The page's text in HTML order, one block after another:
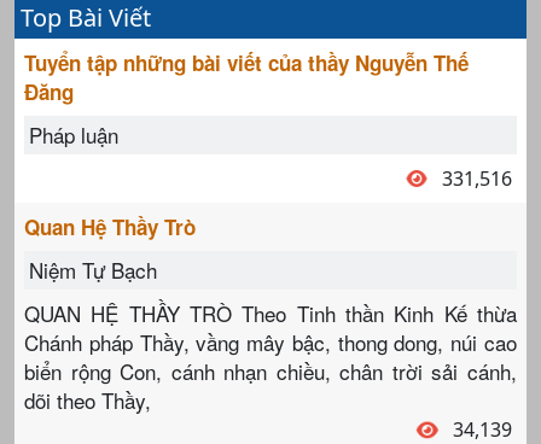
Top Bài Viết
Tuyển tập những bài viết của thầy Nguyễn Thế
Đăng
Pháp luận
331,516
Quan Hệ Thầy Trò
Niệm Tự Bạch
QUAN HỆ THẦY TRÒ Theo Tinh thần Kinh Kế thừa
Chánh pháp Thầy, vầng mây bậc, thong dong, núi cao
biển rộng Con, cánh nhạn chiều, chân trời sải cánh,
dõi theo Thầy,
34,139